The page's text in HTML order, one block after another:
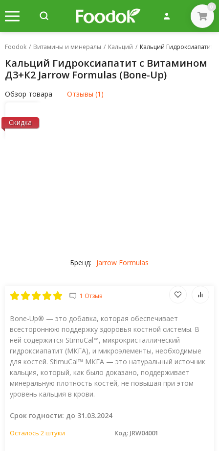
0
Foodok / Витамины и минералы / Кальций / Кальций Гидроксиапатит
Кальций Гидроксиапатит с Витамином
Д3+К2 Jarrow Formulas (Bone-Up)
Обзор товара Отзывы (1)
Скидка
Бренд: Jarrow Formulas
1 Отзыв
Bone-Up® — это добавка, которая обеспечивает
всестороннюю поддержку здоровья костной системы. В
ней содержится StimuCal™, микрокристаллический
гидроксиапатит (МКГА), и микроэлементы, необходимые
для костей. StimuCal™ МКГА — это натуральный источник
кальция, который, как было доказано, поддерживает
минеральную плотность костей, не повышая при этом
уровень кальция в крови.
Срок годности: до 31.03.2024
Осталось 2 штуки Код: JRW04001